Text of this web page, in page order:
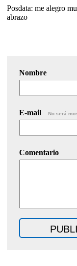
Posdata: me alegro
abrazo
Nombre
E-mail No será
Comentario